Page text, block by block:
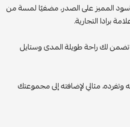
الأسود المميز على الصدر، مضفيًا لمسة من
برادا التجارية.
لك راحة طويلة المدى وستايل
يؤكد أصالته وتفرده، مثالي لإضافته إلى مجموعتك